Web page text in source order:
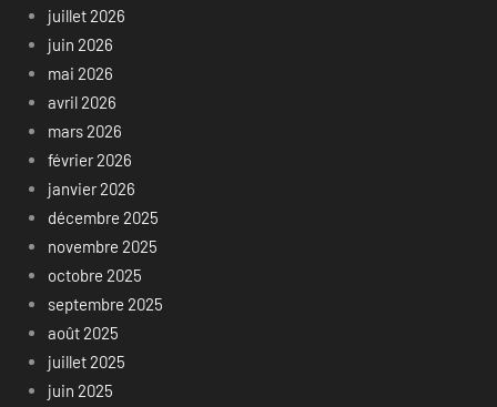
juillet 2026
juin 2026
mai 2026
avril 2026
mars 2026
février 2026
janvier 2026
décembre 2025
novembre 2025
octobre 2025
septembre 2025
août 2025
juillet 2025
juin 2025